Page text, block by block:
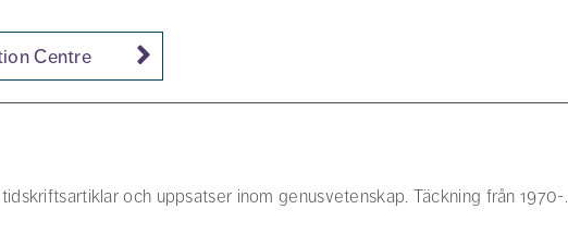
Centre
och uppsatser inom genusvetenskap. Täckning från 1970-.